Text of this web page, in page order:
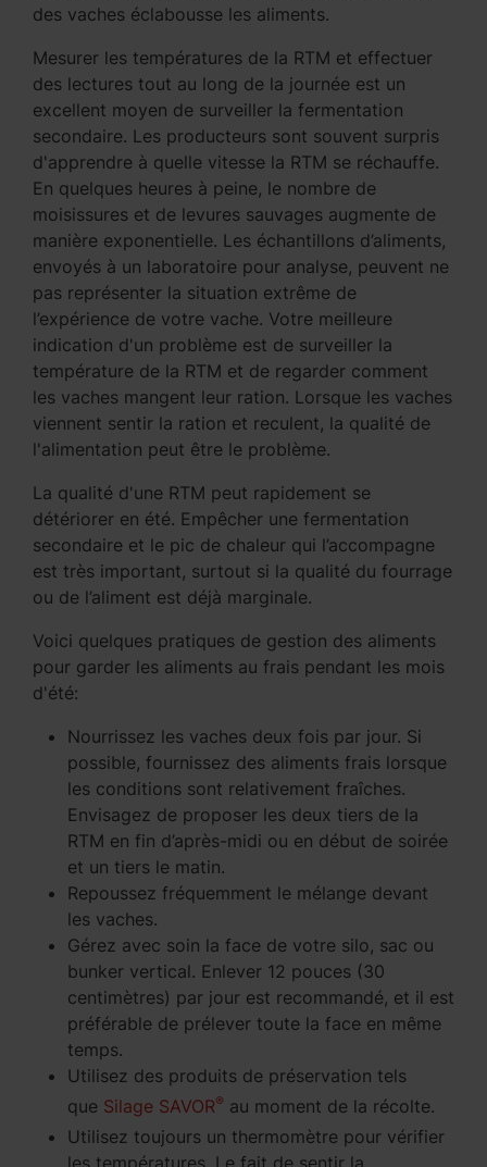
des vaches éclabousse les aliments.
Mesurer les températures de la RTM et effectuer
des lectures tout au long de la journée est un
excellent moyen de surveiller la fermentation
secondaire. Les producteurs sont souvent surpris
d'apprendre à quelle vitesse la RTM se réchauffe.
En quelques heures à peine, le nombre de
moisissures et de levures sauvages augmente de
manière exponentielle. Les échantillons d’aliments,
envoyés à un laboratoire pour analyse, peuvent ne
pas représenter la situation extrême de
l’expérience de votre vache. Votre meilleure
indication d'un problème est de surveiller la
température de la RTM et de regarder comment
les vaches mangent leur ration. Lorsque les vaches
viennent sentir la ration et reculent, la qualité de
l'alimentation peut être le problème.
La qualité d'une RTM peut rapidement se
détériorer en été. Empêcher une fermentation
secondaire et le pic de chaleur qui l’accompagne
est très important, surtout si la qualité du fourrage
ou de l’aliment est déjà marginale.
Voici quelques pratiques de gestion des aliments
pour garder les aliments au frais pendant les mois
d'été:
Nourrissez les vaches deux fois par jour. Si
possible, fournissez des aliments frais lorsque
les conditions sont relativement fraîches.
Envisagez de proposer les deux tiers de la
RTM en fin d’après-midi ou en début de soirée
et un tiers le matin.
Repoussez fréquemment le mélange devant
les vaches.
Gérez avec soin la face de votre silo, sac ou
bunker vertical. Enlever 12 pouces (30
centimètres) par jour est recommandé, et il est
préférable de prélever toute la face en même
temps.
Utilisez des produits de préservation tels
que Silage SAVOR® au moment de la récolte.
Utilisez toujours un thermomètre pour vérifier
les températures. Le fait de sentir la